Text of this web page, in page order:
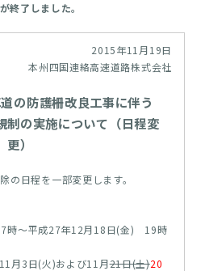
終了しました。
2015年11月19日
本州四国連絡高速道路株式会社
の防護柵改良工事に伴う
制の実施について（日程変
更）
の日程を一部変更します。
時～平成27年12月18日(金) 19時
月3日(火)および11月21日(土)20